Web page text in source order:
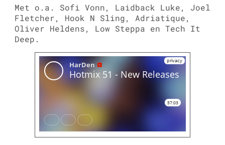
Met o.a. Sofi Vonn, Laidback Luke, Joel
Fletcher, Hook N Sling, Adriatique,
Oliver Heldens, Low Steppa en Tech It
Deep.